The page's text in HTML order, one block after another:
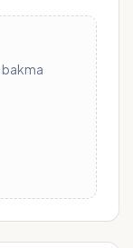
bakma